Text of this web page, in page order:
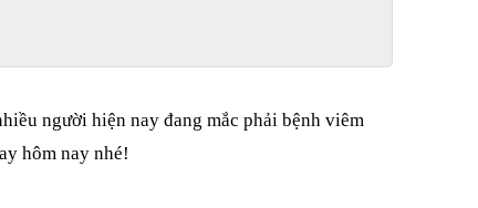
người hiện nay đang mắc phải bệnh viêm
hôm nay nhé!